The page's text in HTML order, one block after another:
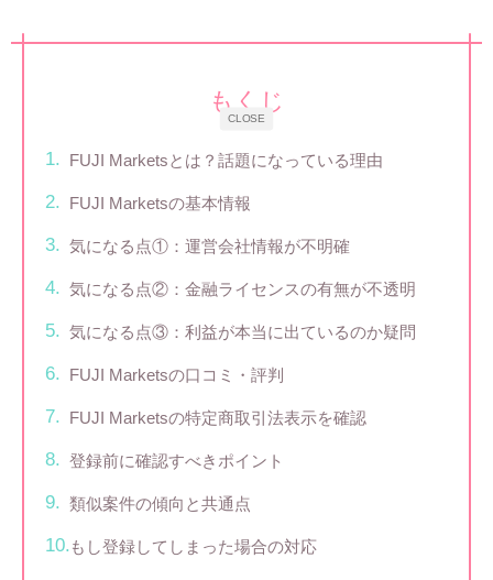
CLOSE
もくじ
FUJI Marketsとは？話題になっている理由
FUJI Marketsの基本情報
気になる点①：運営会社情報が不明確
気になる点②：金融ライセンスの有無が不透明
気になる点③：利益が本当に出ているのか疑問
FUJI Marketsの口コミ・評判
FUJI Marketsの特定商取引法表示を確認
登録前に確認すべきポイント
類似案件の傾向と共通点
もし登録してしまった場合の対応